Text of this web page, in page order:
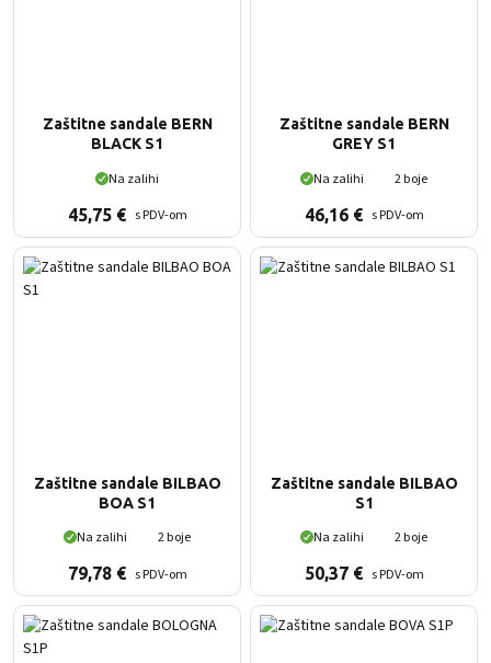
Zaštitne sandale BERN
BLACK S1
Na zalihi
45,75 € s PDV-om
Zaštitne sandale BERN
GREY S1
Na zalihi
2 boje
46,16 € s PDV-om
Zaštitne sandale BILBAO
BOA S1
Na zalihi
2 boje
79,78 € s PDV-om
Zaštitne sandale BILBAO
S1
Na zalihi
2 boje
50,37 € s PDV-om